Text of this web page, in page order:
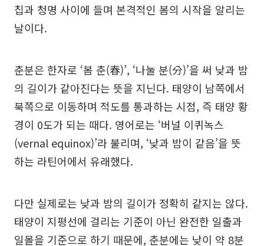
칩과 청명 사이에 들며 본격적인 봄의 시작을 알리는
날이다.
춘분은 한자로 ‘봄 춘(春)’, ‘나눌 분(分)’을 써 낮과 밤
의 길이가 같아진다는 뜻을 지닌다. 태양이 남쪽에서
북쪽으로 이동하며 적도를 통과하는 시점, 즉 태양 황
경이 0도가 되는 때다. 영어로는 ‘버널 이퀴녹스
(vernal equinox)’라 불리며, ‘낮과 밤이 같음’을 뜻
하는 라틴어에서 유래했다.
다만 실제로는 낮과 밤의 길이가 정확히 같지는 않다.
태양이 지평선에 걸리는 기준이 아닌 완전한 일출과
일몰을 기준으로 하기 때문에, 춘분에는 낮이 약 8분